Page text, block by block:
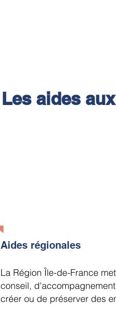
Les aides
Aides régionales
La Région Île-de-France
conseil,
créer ou de préserver des